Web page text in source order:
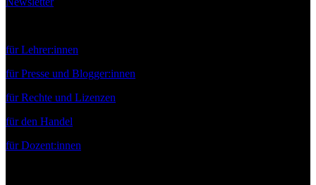
für Lehrer:innen
für Presse und Blogger:innen
für Rechte und Lizenzen
für den Handel
für Dozent:innen